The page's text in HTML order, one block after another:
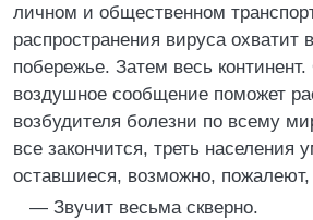
личном и общественном
распространения вируса охватит
побережье. Затем весь
воздушное сообщение поможет
возбудителя болезни по всему
все закончится, треть населения
оставшиеся, возможно,
— Звучит весьма скверно.